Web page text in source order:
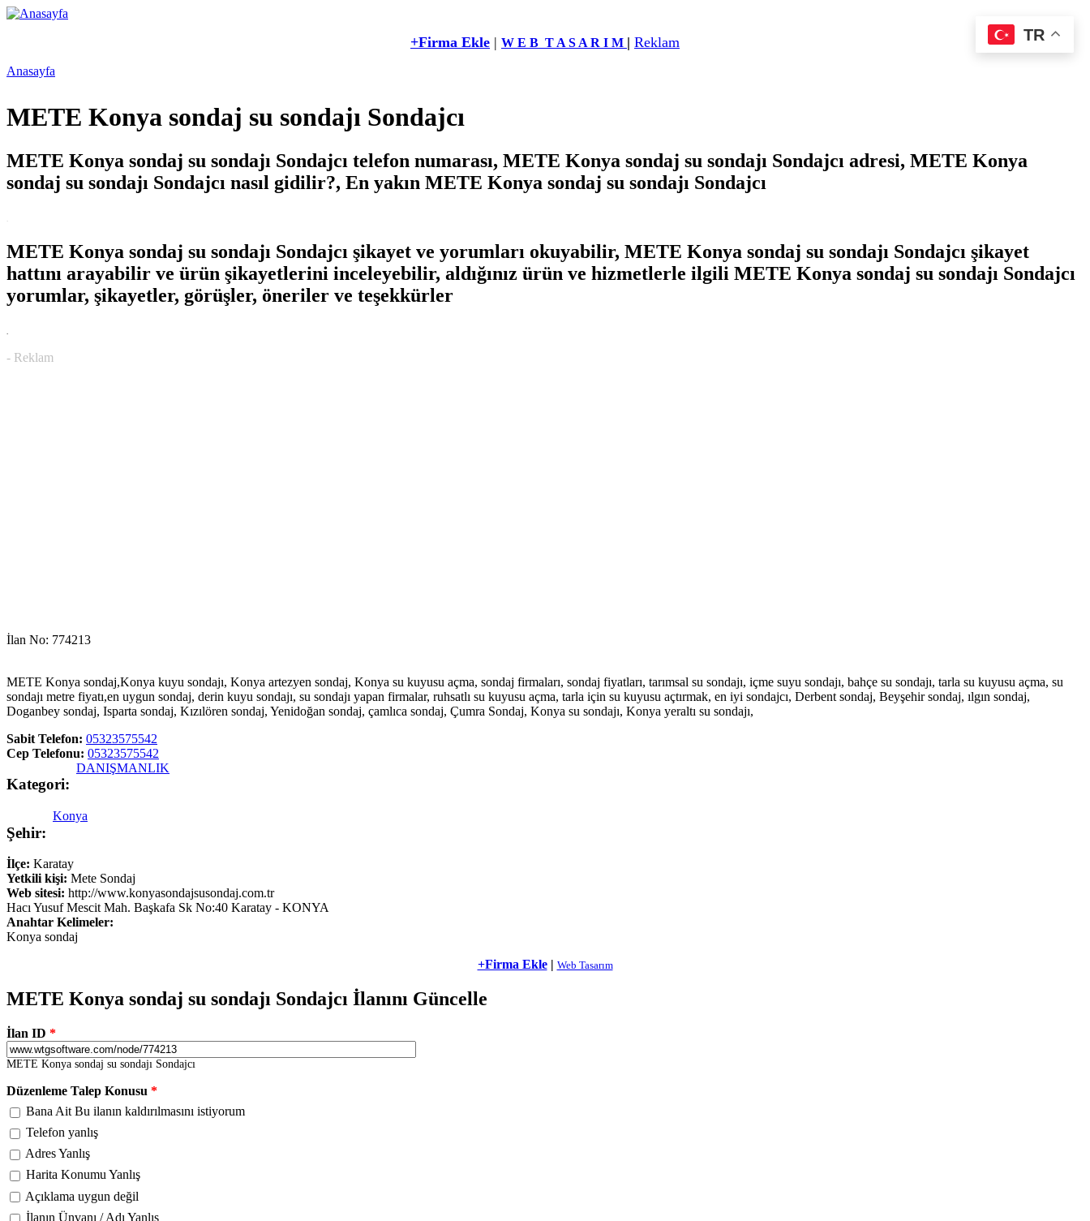
Ana içeriğe atla
Google Seo
Rehberi
Web
Firma
Ekle
+Firma Ekle | W E B T A S A R I M | Reklam
Anasayfa
METE Konya sondaj su sondajı Sondajcı
METE Konya sondaj su sondajı Sondajcı telefon numarası, METE Konya sondaj su sondajı Sondajcı adresi, METE Konya
sondaj su sondajı Sondajcı nasıl gidilir?, En yakın METE Konya sondaj su sondajı Sondajcı
METE Konya sondaj su sondajı Sondajcı şikayet ve yorumları okuyabilir, METE Konya sondaj su sondajı Sondajcı şikayet
hattını arayabilir ve ürün şikayetlerini inceleyebilir, aldığınız ürün ve hizmetlerle ilgili METE Konya sondaj su sondajı Sondajcı
yorumlar, şikayetler, görüşler, öneriler ve teşekkürler
- Reklam
İlan No: 774213
METE Konya sondaj,Konya kuyu sondajı, Konya artezyen sondaj, Konya su kuyusu açma, sondaj firmaları, sondaj fiyatları, tarımsal su sondajı, içme suyu sondajı, bahçe su sondajı, tarla su kuyusu açma, su
sondajı metre fiyatı,en uygun sondaj, derin kuyu sondajı, su sondajı yapan firmalar, ruhsatlı su kuyusu açma, tarla için su kuyusu açtırmak, en iyi sondajcı, Derbent sondaj, Beyşehir sondaj, ılgın sondaj,
Doganbey sondaj, Isparta sondaj, Kızılören sondaj, Yenidoğan sondaj, çamlıca sondaj, Çumra Sondaj, Konya su sondajı, Konya yeraltı su sondajı,
Sabit Telefon: 05323575542
Cep Telefonu: 05323575542
Kategori:
DANIŞMANLIK
Şehir:
Konya
İlçe: Karatay
Yetkili kişi: Mete Sondaj
Web sitesi: http://www.konyasondajsusondaj.com.tr
Hacı Yusuf Mescit Mah. Başkafa Sk No:40 Karatay - KONYA
Anahtar Kelimeler:
Konya sondaj
+Firma Ekle
Web Tasarım
TR
METE Konya sondaj su sondajı Sondajcı İlanını Güncelle
İlan ID *
METE Konya sondaj su sondajı Sondajcı
Düzenleme Talep Konusu *
Bana Ait Bu ilanın kaldırılmasını istiyorum
Telefon yanlış
Adres Yanlış
Harita Konumu Yanlış
Açıklama uygun değil
İlanın Ünvanı / Adı Yanlış